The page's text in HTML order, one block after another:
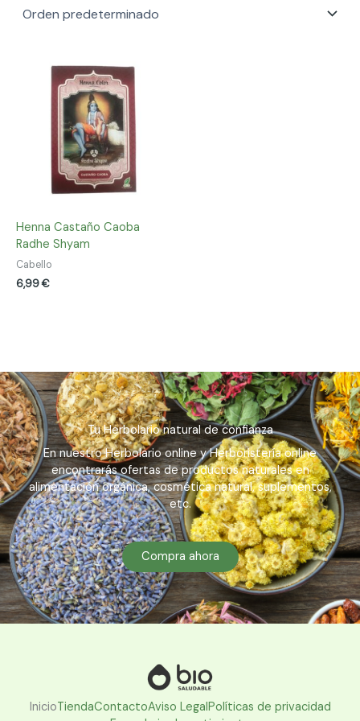
Henna Castaño Caoba
Radhe Shyam
Cabello
6,99€
Tu Herbolario natural de confianza
En nuestro Herbolario online y Herboristería online
encontrarás ofertas de productos naturales en
alimentación orgánica, cosmética natural, suplementos,
etc.
Compra ahora
InicioTiendaContactoAviso LegalPolíticas de privacidad